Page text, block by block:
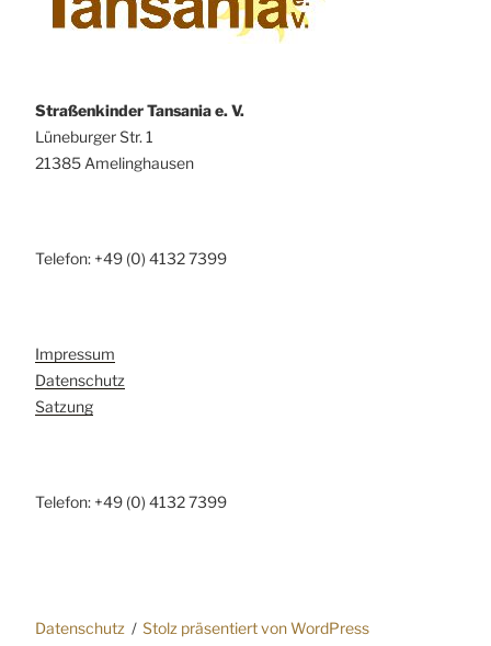
Straßenkinder Tansania e. V.
Lüneburger Str. 1
21385 Amelinghausen
Telefon: +49 (0) 4132 7399
Impressum
Datenschutz
Satzung
Telefon: +49 (0) 4132 7399
Datenschutz Stolz präsentiert von WordPress